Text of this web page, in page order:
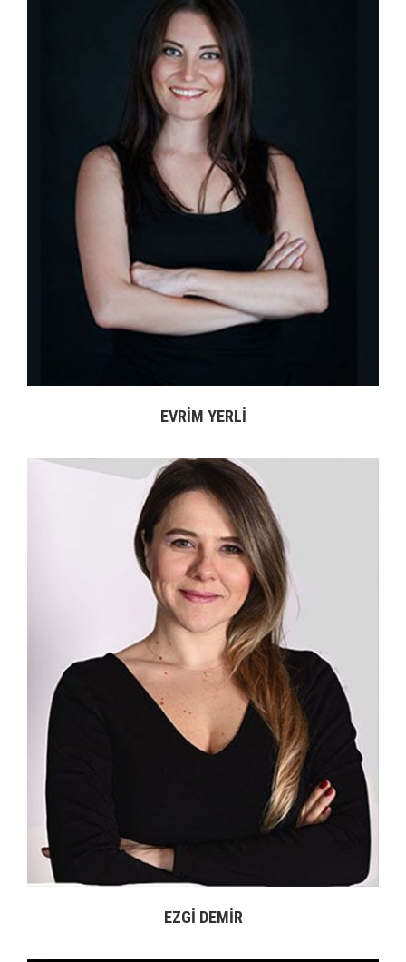
EVRIM YERLİ
EZGI DEMIR
2005 yılında Boğaziçi Üniversitesi Ekonomi bölümünden mezun olduktan
sonra Üsküdar Üniversitesi Nöropsikiyatri Hastanesi Nöropazarlama yüksek
lisansı yapmıştır. Profesyonel kariyerine PhilipMorris'te ticari pazarlama
uzman yardımcısı olarak başlamış olup, daha sonra Mey İçki'de ürün müdür
yardımcılığı, ürün müdürlüğü ve şarap kategorisi grup ürün müdürlüğü
görevlerini üstlenmiştir. 3M'de sağlık kategorisi Ortadoğu, Avrupa, Ortadoğu
ve Afrika pazar geliştirme müdürü görevinde bulunmuştur. Aynı bölüm ve
bölgede direktörlük görevine yükselmiştir.
EZGI DEMIR
BAHAR PINARLI
Bahar Pınarlı, İstanbul Üniversitesi İktisat Fakültesi mezunu olup Cornell
Üniversitesi’nde “ Leadership and Management “ programını bitirmiştir.11 yıl
boyunca lojistik hava taşımacılığı ve hizmet sektöründe faaliyet gösteren DHL
firmasında farklı satış pozisyonlarında görev yapmıştır. Sonraki 10 yıl
boyunca Turkcell ve Fideltus İleri Teknoloji firmalarında Satış Müdürü
pozisyonunda çalışmıştır.Farklı sektörlerde Business to Business ( B2B ) ve
Business to Consumer ( B2C ) alanında tecrübesi olan Bahar Pınarlı , Sony
Mobile firmasında Kıdemli Kanal Satış Müdürü pozisyonunda görev yapmıştır.
Bullitt ülke müdürü ve Techpoint satış & pazarlama Direktörlüğü görevlerinde
bulunmuştur. Axoft ülke müdürüdür. YD Vizyon’ un Satış programlarının